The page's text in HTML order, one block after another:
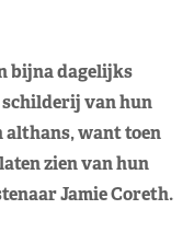
bijna dagelijks
schilderij van hun
althans, want toen
zien van hun
Jamie Coreth.